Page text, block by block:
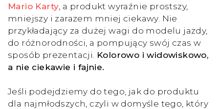
Mario Karty , a produkt wyraźnie prostszy,
mniejszy i zarazem mniej ciekawy. Nie
przykładający za dużej wagi do modelu jazdy,
do różnorodności, a pompujący swój czas w
sposób prezentacji. Kolorowo i widowiskowo,
a nie ciekawie i fajnie.
Jeśli podejdziemy do tego, jak do produktu
dla najmłodszych, czyli w domyśle tego, który